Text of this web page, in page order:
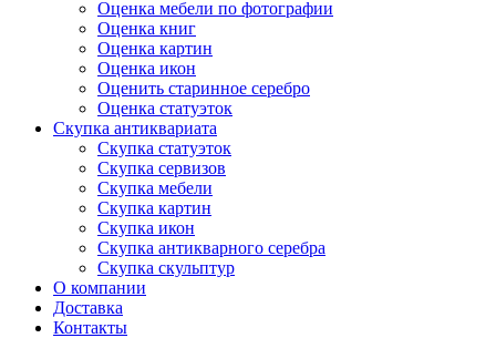
Оценка мебели по фотографии
Оценка книг
Оценка картин
Оценка икон
Оценить старинное серебро
Оценка статуэток
Скупка антиквариата
Скупка статуэток
Скупка сервизов
Скупка мебели
Скупка картин
Скупка икон
Скупка антикварного серебра
Скупка скульптур
О компании
Доставка
Контакты